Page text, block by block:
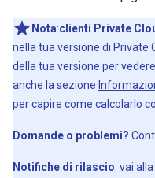
Nota:clienti Private
nella tua versione di Private
della tua versione per
anche la sezione
per capire come calcolarlo
Domande o problemi?
Notifiche di rilascio: vai